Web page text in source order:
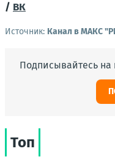
/ ВК
Источник: Канал в МАКС
Подписывайтесь
Топ